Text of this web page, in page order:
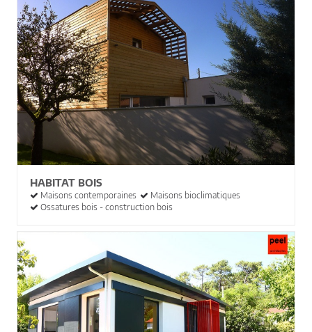
HABITAT BOIS
Maisons contemporaines
Maisons bioclimatiques
Ossatures bois - construction bois